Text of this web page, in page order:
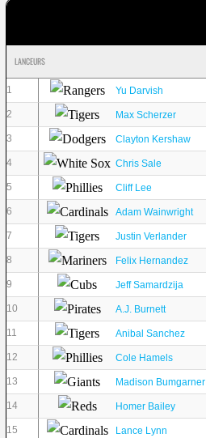
LANCEURS
1 Yu Darvish
2 Max Scherzer
3 Clayton Kershaw
4 Chris Sale
5 Cliff Lee
6 Adam Wainwright
7 Justin Verlander
8 Felix Hernandez
9 Jeff Samardzija
10 A.J. Burnett
11 Anibal Sanchez
12 Cole Hamels
13 Madison Bumgarner
14 Homer Bailey
15 Lance Lynn